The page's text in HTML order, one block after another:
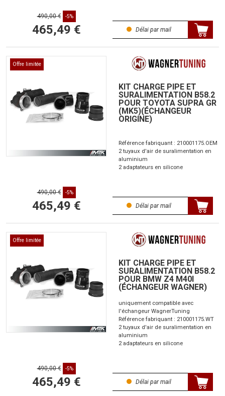
490,00 € -5%
465,49 € Délai par mail
Offre limitée
KIT CHARGE PIPE ET
SURALIMENTATION B58.2
POUR TOYOTA SUPRA GR
(MK5)(ÉCHANGEUR
ORIGINE)
Référence fabriquant : 210001175.OEM
2 tuyaux d'air de suralimentation en
aluminium
2 adaptateurs en silicone
490,00 € -5%
465,49 € Délai par mail
Offre limitée
KIT CHARGE PIPE ET
SURALIMENTATION B58.2
POUR BMW Z4 M40I
(ÉCHANGEUR WAGNER)
uniquement compatible avec
l'échangeur WagnerTuning
Référence fabriquant : 210001175.WT
2 tuyaux d'air de suralimentation en
aluminium
2 adaptateurs en silicone
490,00 € -5%
465,49 € Délai par mail